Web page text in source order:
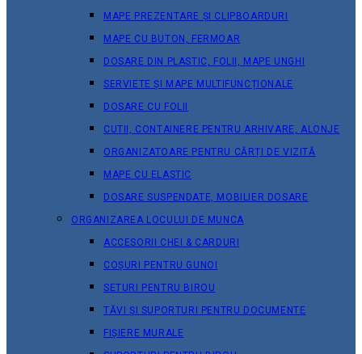
MAPE PREZENTARE ȘI CLIPBOARDURI
MAPE CU BUTON, FERMOAR
DOSARE DIN PLASTIC, FOLII, MAPE UNGHI
SERVIETE ȘI MAPE MULTIFUNCȚIONALE
DOSARE CU FOLII
CUTII, CONTAINERE PENTRU ARHIVARE, ALONJE
ORGANIZATOARE PENTRU CĂRȚI DE VIZITĂ
MAPE CU ELASTIC
DOSARE SUSPENDATE, MOBILIER DOSARE
ORGANIZAREA LOCULUI DE MUNCA
ACCESORII CHEI & СARDURI
COȘURI PENTRU GUNOI
SETURI PENTRU BIROU
TĂVI ȘI SUPORTURI PENTRU DOCUMENTE
FIȘIERE MURALE